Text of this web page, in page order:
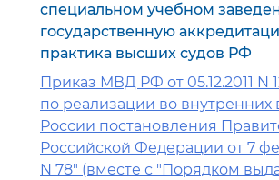
специальном учебном
государственную
практика высших судов РФ
Приказ МВД РФ от 05.12.2011 N
по реализации во
России постановления
Российской Федерации от 7
N 78" (вместе с "Порядком